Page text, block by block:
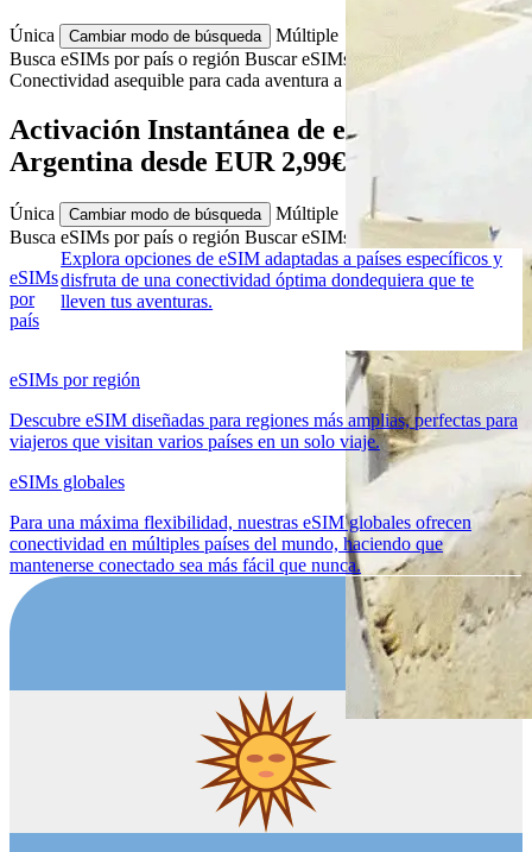
Única Cambiar modo de búsqueda
Múltiple
Busca eSIMs por país o región Buscar eSIMs para varios países
Conectividad asequible para cada aventura a Argentina
Activación Instantánea de eSIM de
Argentina desde EUR 2,99€
Única Cambiar modo de búsqueda
Múltiple
Busca eSIMs por país o región Buscar eSIMs para varios países
eSIMs
por
país
Explora opciones de eSIM adaptadas a países específicos y
disfruta de una conectividad óptima dondequiera que te
lleven tus aventuras.
eSIMs por región
Descubre eSIM diseñadas para regiones más amplias, perfectas para
viajeros que visitan varios países en un solo viaje.
eSIMs globales
Para una máxima flexibilidad, nuestras eSIM globales ofrecen
conectividad en múltiples países del mundo, haciendo que
mantenerse conectado sea más fácil que nunca.